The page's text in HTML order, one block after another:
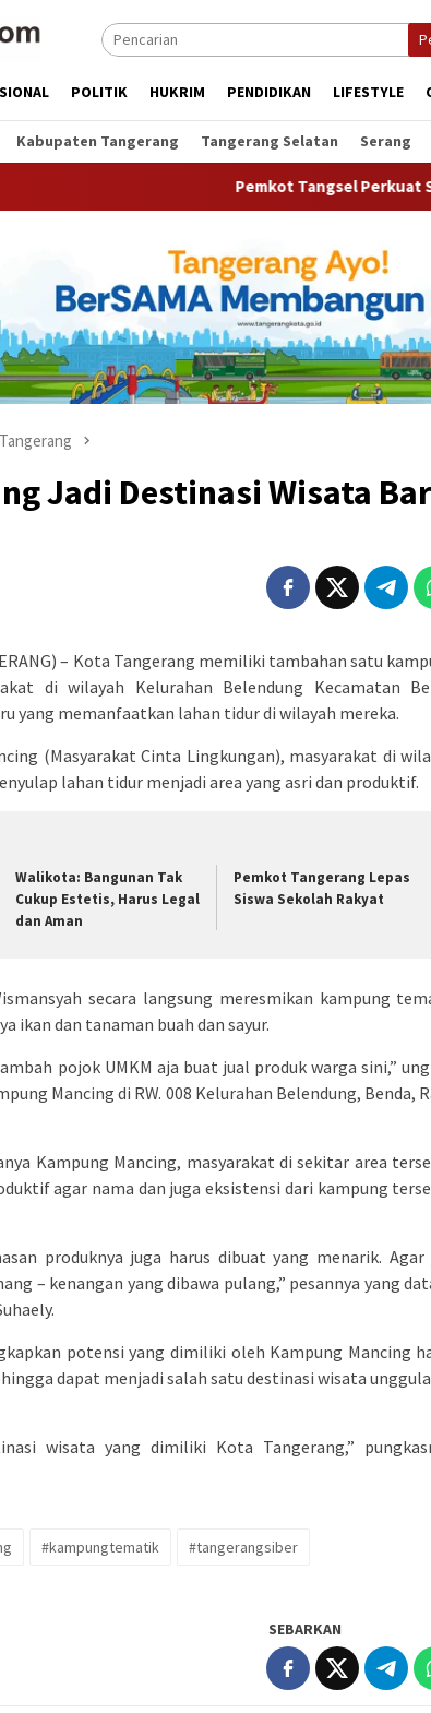
POLITIK HUKRIM PENDIDIKAN LIFESTYLE
Kabupaten Tangerang Tangerang Selatan Serang
Pemkot Tangsel Perkuat Sarana
Jadi Destinasi Wisata
– Kota Tangerang memiliki tambahan satu
di wilayah Kelurahan Belendung Kecamatan
yang memanfaatkan lahan tidur di wilayah mereka.
(Masyarakat Cinta Lingkungan), masyarakat di
lahan tidur menjadi area yang asri dan produktif.
Walikota: Bangunan Tak
Cukup Estetis, Harus Legal
dan Aman
Pemkot Tangerang Lepas
Siswa Sekolah Rakyat
secara langsung meresmikan kampung
ikan dan tanaman buah dan sayur.
pojok UMKM aja buat jual produk warga sini,”
Mancing di RW. 008 Kelurahan Belendung, Benda,
Kampung Mancing, masyarakat di sekitar area
agar nama dan juga eksistensi dari kampung
produknya juga harus dibuat yang menarik. Agar
– kenangan yang dibawa pulang,” pesannya yang
potensi yang dimiliki oleh Kampung Mancing
dapat menjadi salah satu destinasi wisata
wisata yang dimiliki Kota Tangerang,”
#kampungtematik
#tangerangsiber
SEBARKAN